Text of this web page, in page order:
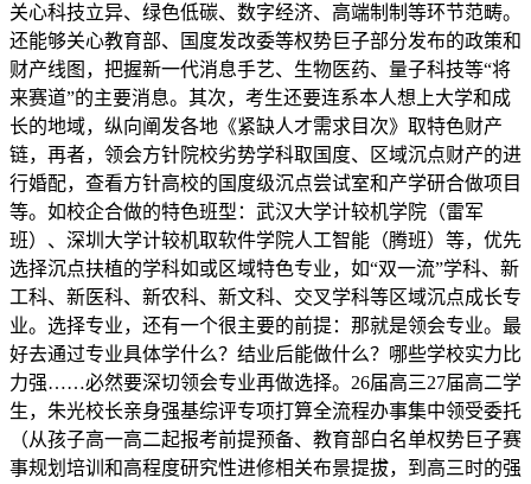
关心科技立异、绿色低碳、数字经济、高端制制等环节范畴。
还能够关心教育部、国度发改委等权势巨子部分发布的政策和
财产线图，把握新一代消息手艺、生物医药、量子科技等“将
来赛道”的主要消息。其次，考生还要连系本人想上大学和成
长的地域，纵向阐发各地《紧缺人才需求目次》取特色财产
链，再者，领会方针院校劣势学科取国度、区域沉点财产的进
行婚配，查看方针高校的国度级沉点尝试室和产学研合做项目
等。如校企合做的特色班型：武汉大学计较机学院（雷军
班）、深圳大学计较机取软件学院人工智能（腾班）等，优先
选择沉点扶植的学科如或区域特色专业，如“双一流”学科、新
工科、新医科、新农科、新文科、交叉学科等区域沉点成长专
业。选择专业，还有一个很主要的前提：那就是领会专业。最
好去通过专业具体学什么？结业后能做什么？哪些学校实力比
力强……必然要深切领会专业再做选择。26届高三27届高二学
生，朱光校长亲身强基综评专项打算全流程办事集中领受委托
（从孩子高一高二起报考前提预备、教育部白名单权势巨子赛
事规划培训和高程度研究性进修相关布景提拔，到高三时的强